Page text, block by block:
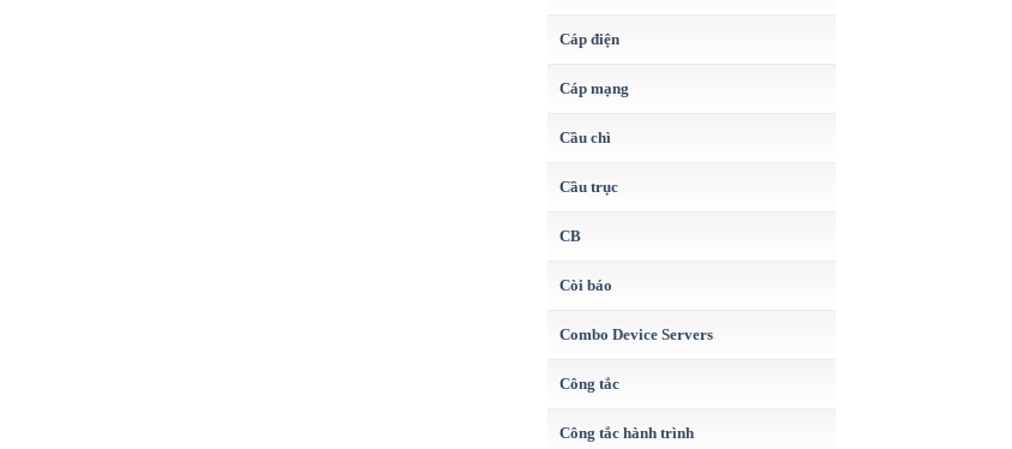
Cáp điện
Cáp mạng
Cầu chì
Cầu trục
CB
Còi báo
Combo Device Servers
Công tắc
Công tắc hành trình